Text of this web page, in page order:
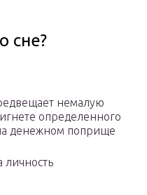
сне?
немалую
определенного
денежном поприще
личность